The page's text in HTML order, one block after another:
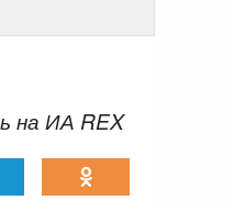
на ИА REX